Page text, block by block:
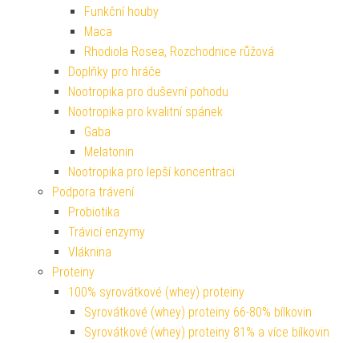
Funkční houby
Maca
Rhodiola Rosea, Rozchodnice růžová
Doplňky pro hráče
Nootropika pro duševní pohodu
Nootropika pro kvalitní spánek
Gaba
Melatonin
Nootropika pro lepší koncentraci
Podpora trávení
Probiotika
Trávicí enzymy
Vláknina
Proteiny
100% syrovátkové (whey) proteiny
Syrovátkové (whey) proteiny 66-80% bílkovin
Syrovátkové (whey) proteiny 81% a více bílkovin